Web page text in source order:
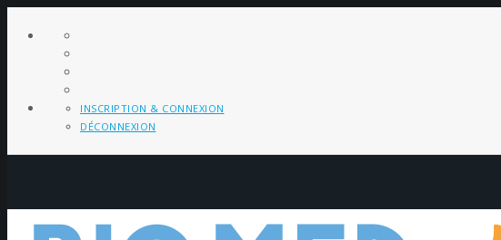
INSCRIPTION & CONNEXION
DÉCONNEXION